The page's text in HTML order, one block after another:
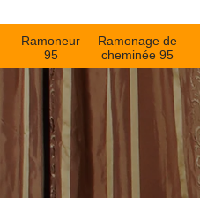
Ramoneur
95
Ramonage de
cheminée 95